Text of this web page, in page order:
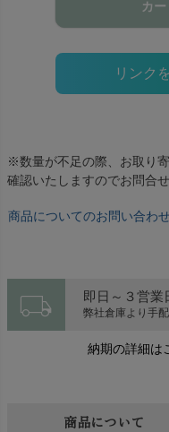
カ
※数量が不足の際、お取り
確認いたしますのでお問合せ
商品についてのお問い合わ
local_shipping 即日～３営業
弊社倉庫より手配
納期の詳細は
商品について